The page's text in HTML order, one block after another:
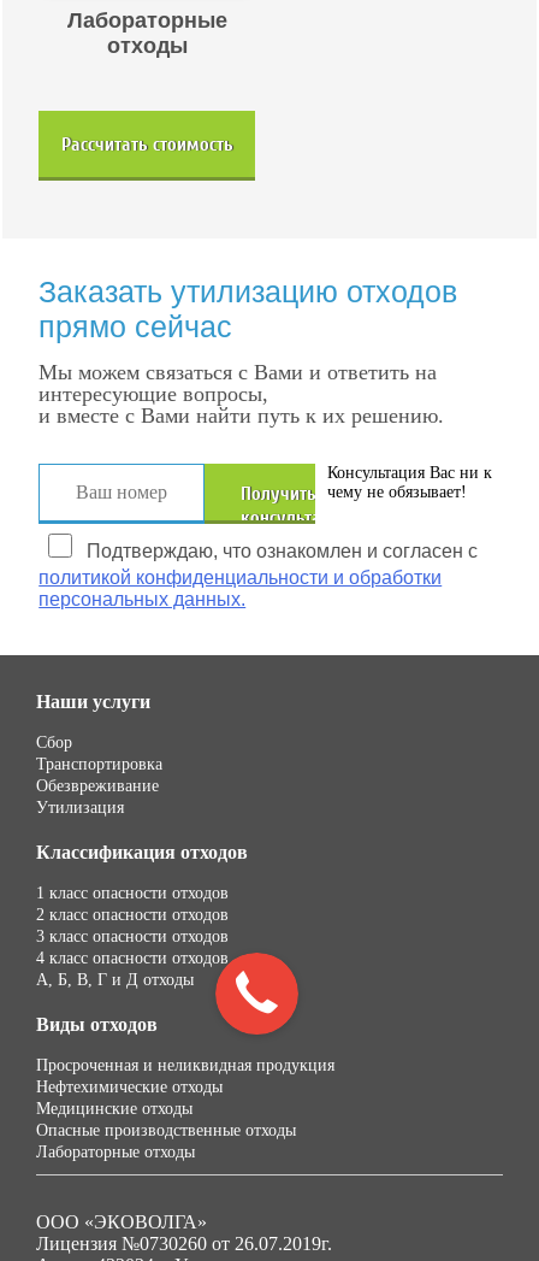
Лабораторные
отходы
Рассчитать стоимость
Заказать утилизацию отходов
прямо сейчас
Мы можем связаться с Вами и ответить на
интересующие вопросы,
и вместе с Вами найти путь к их решению.
Получить
консультацию
Консультация Вас ни к
чему не обязывает!
Подтверждаю, что ознакомлен и согласен с
политикой конфиденциальности и обработки
персональных данных.
Наши услуги
Сбор
Транспортировка
Обезвреживание
Утилизация
Классификация отходов
1 класс опасности отходов
2 класс опасности отходов
3 класс опасности отходов
4 класс опасности отходов
А, Б, В, Г и Д отходы
Виды отходов
Просроченная и неликвидная продукция
Нефтехимические отходы
Медицинские отходы
Опасные производственные отходы
Лабораторные отходы
ООО «ЭКОВОЛГА»
Лицензия №0730260 от 26.07.2019г.